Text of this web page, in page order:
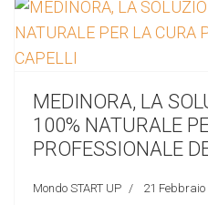
MEDINORA, LA
100% NATURALE
PROFESSIONALE
Mondo START UP 21 Febbraio